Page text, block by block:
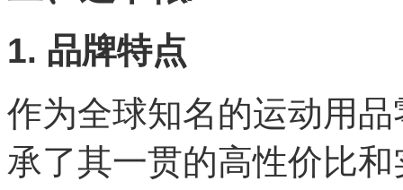
1. 品牌特点
作为全球知名的运动用
承了其一贯的高性价比